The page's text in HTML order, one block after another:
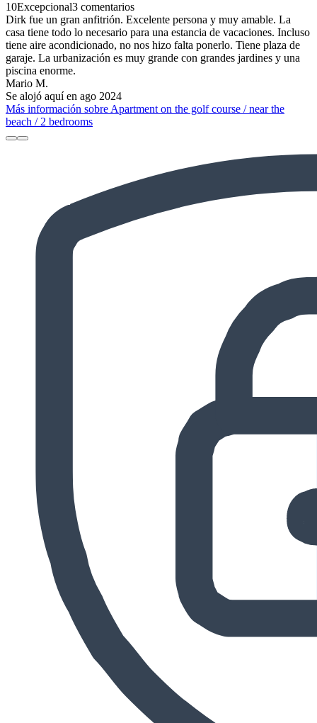
10Excepcional3 comentarios
Dirk fue un gran anfitrión. Excelente persona y muy amable. La
casa tiene todo lo necesario para una estancia de vacaciones. Incluso
tiene aire acondicionado, no nos hizo falta ponerlo. Tiene plaza de
garaje. La urbanización es muy grande con grandes jardines y una
piscina enorme.
Mario M.
Se alojó aquí en ago 2024
Más información sobre Apartment on the golf course / near the
beach / 2 bedrooms